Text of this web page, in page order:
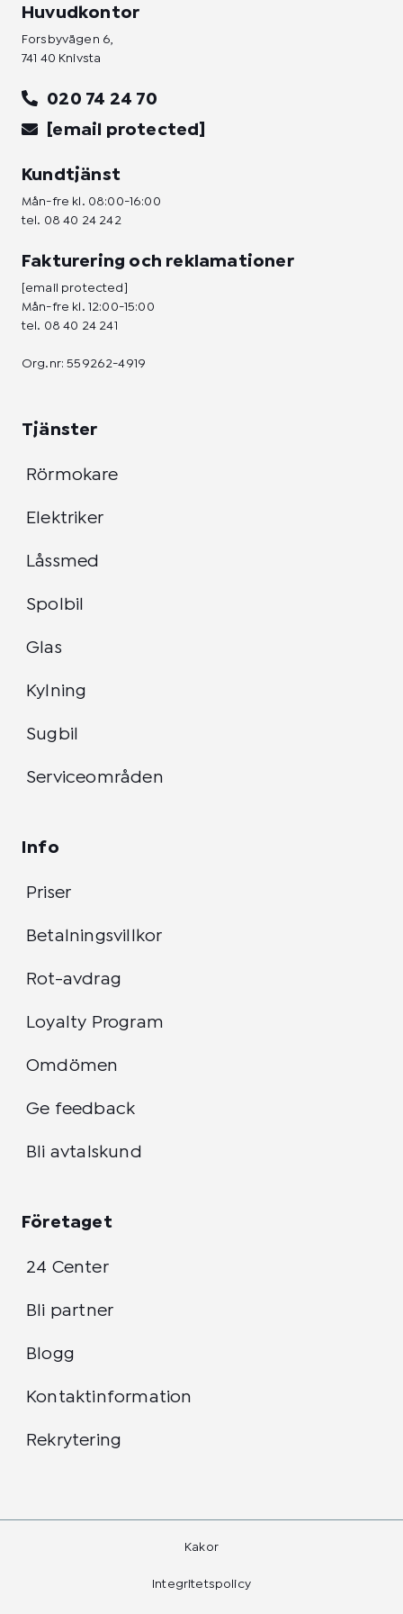
Huvudkontor
Forsbyvägen 6,
741 40 Knivsta
020 74 24 70
[email protected]
Kundtjänst
Mån-fre kl. 08:00-16:00
tel. 08 40 24 242
Fakturering och reklamationer
[email protected]
Mån-fre kl. 12:00-15:00
tel. 08 40 24 241
Org.nr: 559262-4919
Tjänster
Rörmokare
Elektriker
Låssmed
Spolbil
Glas
Kylning
Sugbil
Serviceområden
Info
Priser
Betalningsvillkor
Rot-avdrag
Loyalty Program
Omdömen
Ge feedback
Bli avtalskund
Företaget
24 Center
Bli partner
Blogg
Kontaktinformation
Rekrytering
Kakor
Integritetspolicy